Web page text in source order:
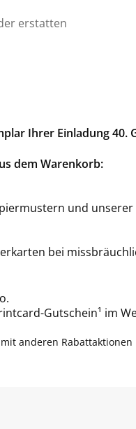
erstatten
Ihrer Einladung 40.
dem Warenkorb:
und
bei
Gutschein¹ im
anderen